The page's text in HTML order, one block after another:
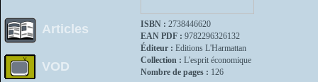
Articles
VOD
ISBN : 2738446620
EAN PDF : 9782296326132
Éditeur : Editions L'Harmattan
Collection : L'esprit économique
Nombre de pages : 126